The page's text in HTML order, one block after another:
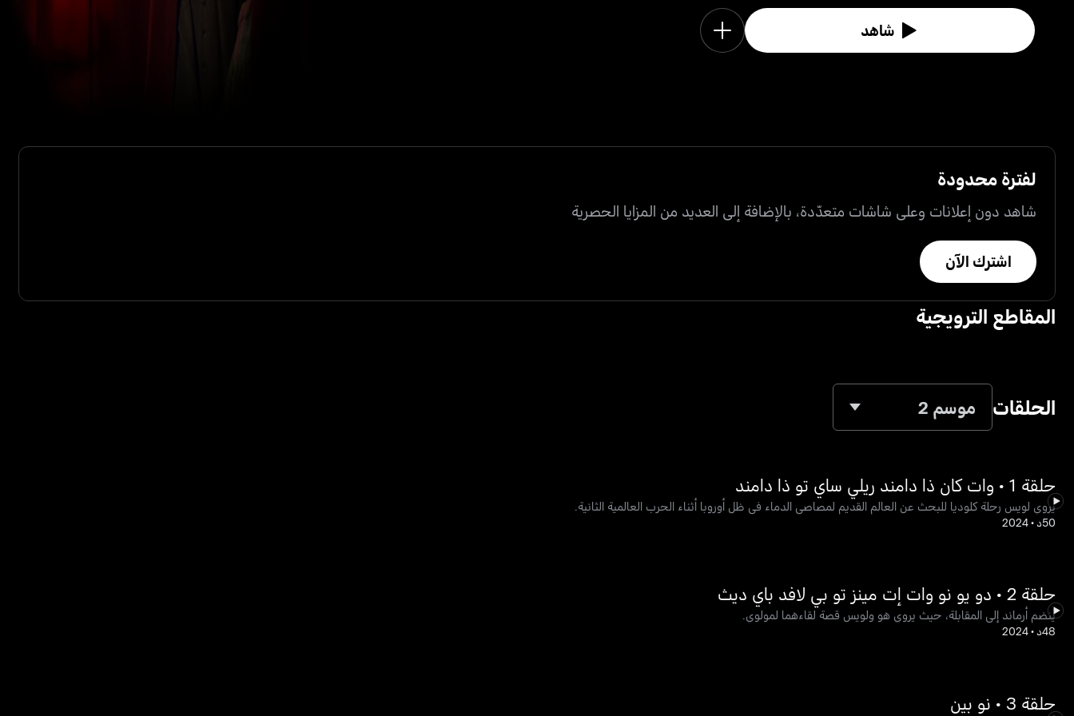
شاهد
لفترة محدودة
شاهد دون إعلانات وعلى شاشات متعدّدة، بالإضافة إلى العديد من المزايا الحصرية
اشترك الآن
المقاطع الترويجية
الحلقات موسم 2
حلقة 1 • وات كان ذا دامند ريلي ساي تو ذا دامند
يروي لويس رحلة كلوديا للبحث عن العالم القديم لمصاصي الدماء في ظل أوروبا أثناء الحرب العالمية الثانية.
50د •
2024
حلقة 2 • دو يو نو وات إت مينز تو بي لافد باي ديث
ينضم أرماند إلى المقابلة، حيث يروي هو ولويس قصة لقاءهما لمولوي.
48د •
2024
حلقة 3 • نو بين